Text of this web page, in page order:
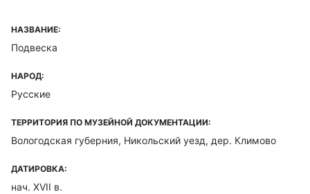
НАЗВАНИЕ:
Подвеска
НАРОД:
Русские
ТЕРРИТОРИЯ ПО МУЗЕЙНОЙ ДОКУМЕНТАЦИИ:
Вологодская губерния, Никольский уезд, дер. Климово
ДАТИРОВКА:
нач. XVII в.